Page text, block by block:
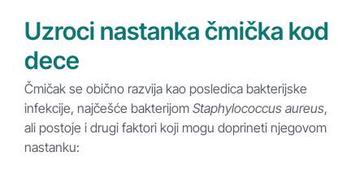
Uzroci nastanka čmička kod
dece
Čmičak se obično razvija kao posledica bakterijske
infekcije, najčešće bakterijom Staphylococcus aureus,
ali postoje i drugi faktori koji mogu doprineti njegovom
nastanku: